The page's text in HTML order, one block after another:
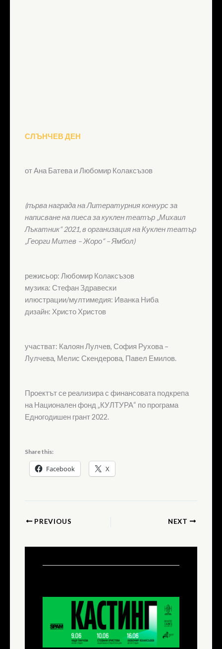
СЛЪНЧЕВ ДЕН
от Ана Батева и Любомир Колаксъзов
(първа награда на Литературния конкурс за
написване на пиеса за куклен театър „Михаил
Лъкатник“ 2021, в организация на Куклен театър
„Георги Митев – Жоро“ – Ямбол)
режисьор: Любомир Колаксъзов
музика: Стефан Здравески
илюстрации/мултимедия: Иванка Ниба
дизайн: Христо Христов
участват: Калоян Лулчев, София Рухова –
Лулчева, Мелис Скендерова, Павел Емилов.
Проектът се реализира с финансовата подкрепа
на Национален фонд „КУЛТУРА“ по програма
Едногодишен грант 2022.
Share this:
Facebook X
PREVIOUS NEXT